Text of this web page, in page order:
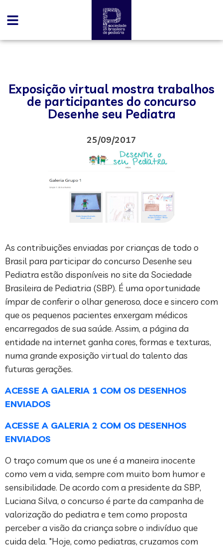
Exposição virtual mostra trabalhos
de participantes do concurso
Desenhe seu Pediatra
25/09/2017
As contribuições enviadas por crianças de todo o
Brasil para participar do concurso Desenhe seu
Pediatra estão disponíveis no site da Sociedade
Brasileira de Pediatria (SBP). É uma oportunidade
ímpar de conferir o olhar generoso, doce e sincero com
que os pequenos pacientes enxergam médicos
encarregados de sua saúde. Assim, a página da
entidade na internet ganha cores, formas e texturas,
numa grande exposição virtual do talento das
futuras gerações.
ACESSE A GALERIA 1 COM OS DESENHOS
ENVIADOS
ACESSE A GALERIA 2 COM OS DESENHOS
ENVIADOS
O traço comum que os une é a maneira inocente
como vem a vida, sempre com muito bom humor e
sensibilidade. De acordo com a presidente da SBP,
Luciana Silva, o concurso é parte da campanha de
valorização do pediatra e tem como proposta
perceber a visão da criança sobre o indivíduo que
cuida dela. "Hoje, como pediatras, cruzamos com